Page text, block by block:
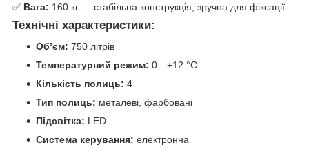
✅ Вага: 160 кг — стабільна конструкція, зручна для фіксації.
Технічні характеристики:
Об’єм: 750 літрів
Температурний режим: 0…+12 °C
Кількість полиць: 4
Тип полиць: металеві, фарбовані
Підсвітка: LED
Система керування: електронна